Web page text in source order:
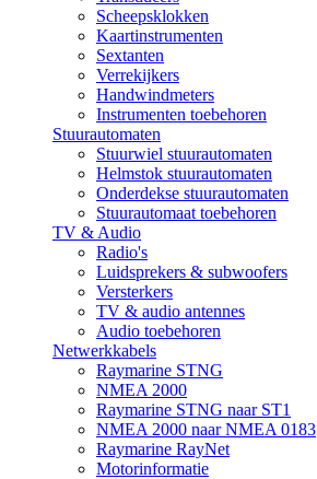
Scheepsklokken
Kaartinstrumenten
Sextanten
Verrekijkers
Handwindmeters
Instrumenten toebehoren
Stuurautomaten
Stuurwiel stuurautomaten
Helmstok stuurautomaten
Onderdekse stuurautomaten
Stuurautomaat toebehoren
TV & Audio
Radio's
Luidsprekers & subwoofers
Versterkers
TV & audio antennes
Audio toebehoren
Netwerkkabels
Raymarine STNG
NMEA 2000
Raymarine STNG naar ST1
NMEA 2000 naar NMEA 0183
Raymarine RayNet
Motorinformatie